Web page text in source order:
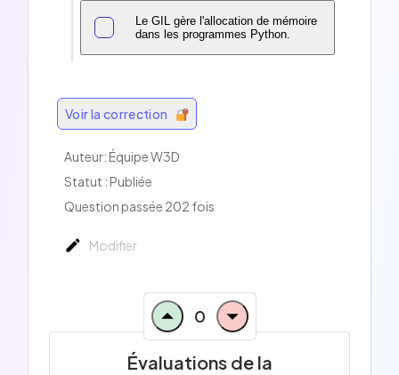
Le GIL gère l'allocation de mémoire
dans les programmes Python.
Voir la correction
Auteur: Équipe W3D
Statut : Publiée
Question passée 202 fois
Modifier
0
Évaluations de la